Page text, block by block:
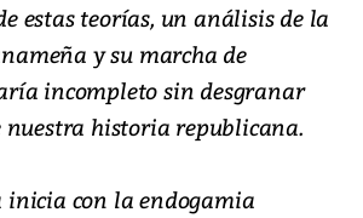
estas teorías, un análisis de la
y su marcha de
incompleto sin desgranar
nuestra historia republicana.
inicia con la endogamia